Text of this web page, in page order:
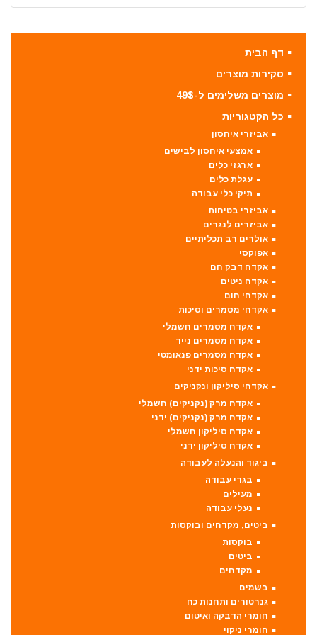
דף הבית
סקירות מוצרים
מוצרים משלימים ל-49$
כל הקטגוריות
אביזרי איחסון
אמצעי איחסון לבישים
ארגזי כלים
עגלת כלים
תיקי כלי עבודה
אביזרי בטיחות
אביזרים לנגרים
אולרים רב תכליתיים
אפוקסי
אקדח דבק חם
אקדח ניטים
אקדחי חום
אקדחי מסמרים וסיכות
אקדח מסמרים חשמלי
אקדח מסמרים נייד
אקדח מסמרים פנאומטי
אקדח סיכות ידני
אקדחי סיליקון ונקניקים
אקדח מרק (נקניקים) חשמלי
אקדח מרק (נקניקים) ידני
אקדח סיליקון חשמלי
אקדח סיליקון ידני
ביגוד והנעלה לעבודה
בגדי עבודה
מעילים
נעלי עבודה
ביטים, מקדחים ובוקסות
בוקסות
ביטים
מקדחים
בשמים
גנרטורים ותחנות כח
חומרי הדבקה ואיטום
חומרי ניקוי